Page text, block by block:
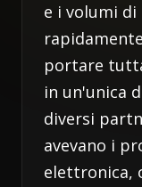
e i volumi
portare
in un'unica
diversi
avevano i
elettronica,